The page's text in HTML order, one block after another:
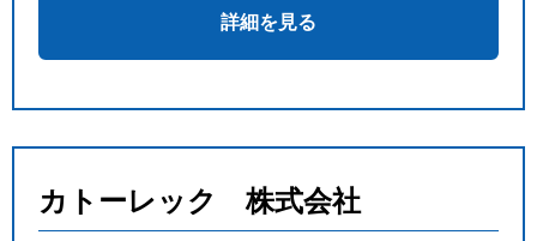
詳細を見る
カトーレック 株式会社